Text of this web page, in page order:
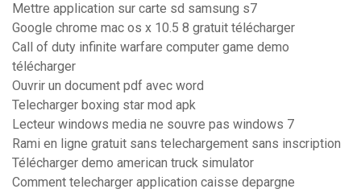
Mettre application sur carte sd samsung s7
Google chrome mac os x 10.5 8 gratuit télécharger
Call of duty infinite warfare computer game demo
télécharger
Ouvrir un document pdf avec word
Telecharger boxing star mod apk
Lecteur windows media ne souvre pas windows 7
Rami en ligne gratuit sans telechargement sans inscription
Télécharger demo american truck simulator
Comment telecharger application caisse depargne